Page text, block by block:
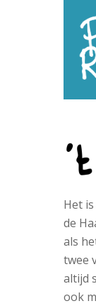
Het
de
als
twee
altijd
ook